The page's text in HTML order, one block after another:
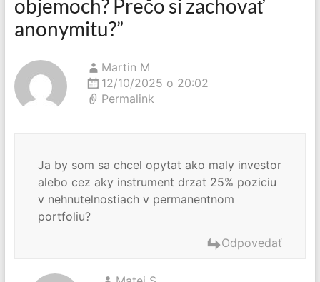
objemoch? Prečo si zachovať
anonymitu?”
Martin M
12/10/2025 o 20:02
Permalink
Ja by som sa chcel opytat ako maly investor
alebo cez aky instrument drzat 25% poziciu
v nehnutelnostiach v permanentnom
portfoliu?
Odpovedať